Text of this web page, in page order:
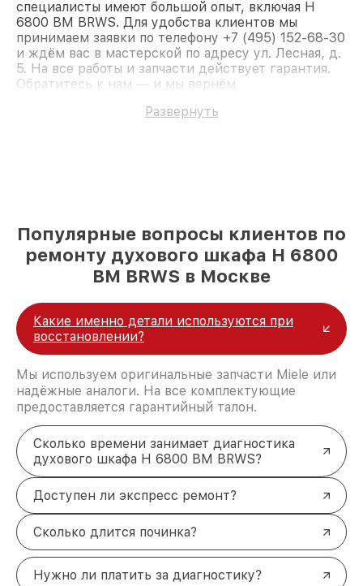
специалисты имеют большой опыт, включая H
6800 BM BRWS. Для удобства клиентов мы
принимаем заявки по телефону +7 (495) 152-68-30
и ждём вас в мастерской по адресу ул. Лесная, д.
5. На все работы и запчасти действует гарантия.
Обратитесь к нам — и мы вернём
Развернуть
Популярные вопросы клиентов по
ремонту духового шкафа H 6800
BM BRWS в Москве
Какие именно детали используются при
восстановлении?
Мы используем оригинальные запчасти Miele или
надёжные аналоги. На все комплектующие
предоставляется гарантийный талон.
Сколько времени занимает диагностика
духового шкафа H 6800 BM BRWS?
Доступен ли экспресс ремонт?
Сколько длится починка?
Нужно ли платить за диагностику?